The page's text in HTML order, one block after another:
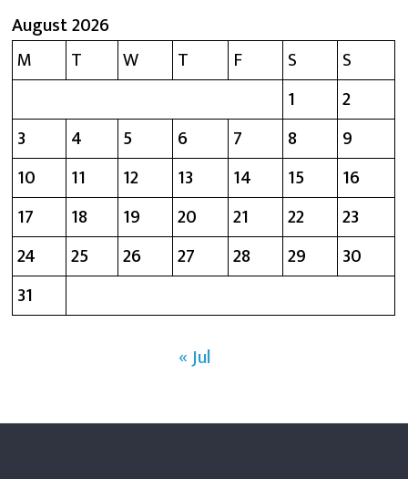
August 2026
M
T W T F S
S
1
2
3
4 5 6 7 8
9
10
11 12 13 14 15
16
17
18 19 20 21 22
23
24
25 26 27 28 29
30
31
« Jul